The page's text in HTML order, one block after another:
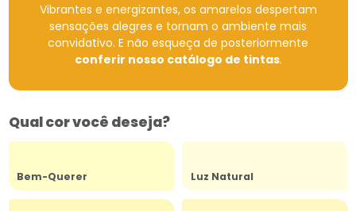
Vibrantes e energizantes, os amarelos despertam
sensações alegres e tornam o ambiente mais
convidativo. E não esqueça de posteriormente
conferir nosso catálogo de tintas.
Qual cor você deseja?
Bem-Querer Luz Natural